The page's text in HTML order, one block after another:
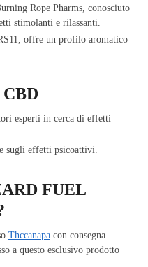
Rope Pharms, conosciuto
stimolanti e rilassanti.
offre un profilo aromatico
esperti in cerca di effetti
sugli effetti psicoattivi.
FUEL
Thccanapa con consegna
a questo esclusivo prodotto